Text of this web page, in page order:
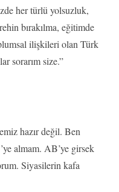
her türlü yolsuzluk,
bırakılma, eğitimde
ilişkileri olan Türk
sorarım size.”
hazır değil. Ben
almam. AB’ye girsek
Siyasilerin kafa